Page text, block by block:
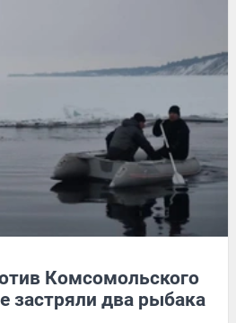
Комсомольского
застряли два рыбака